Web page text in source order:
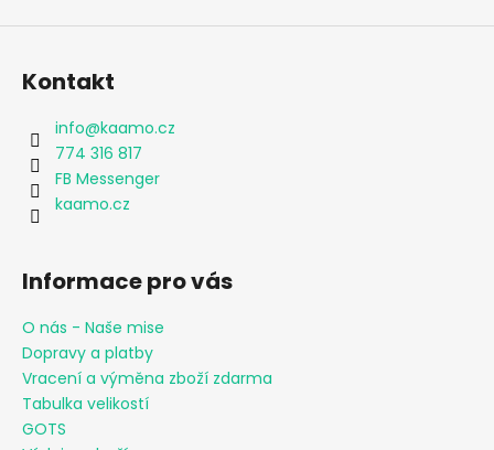
Kontakt
info@kaamo.cz
774 316 817
FB Messenger
kaamo.cz
Informace pro vás
O nás - Naše mise
Dopravy a platby
Vracení a výměna zboží zdarma
Tabulka velikostí
GOTS